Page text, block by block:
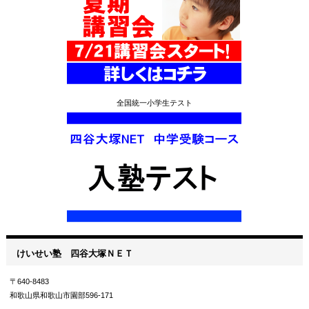
全国統一小学生テスト
けいせい塾 四谷大塚ＮＥＴ
〒640-8483
和歌山県和歌山市園部596-171